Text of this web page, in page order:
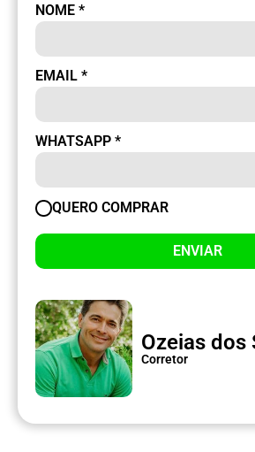
NOME *
EMAIL *
WHATSAPP *
QUERO COMPRAR
ENVIAR
Ozeias dos
Corretor